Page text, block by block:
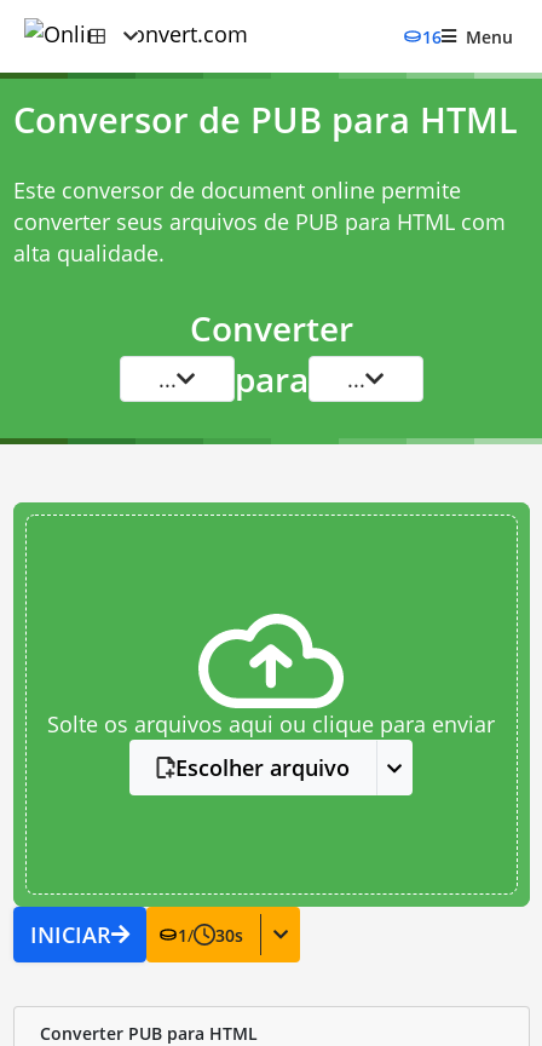
16 Menu
Conversor de PUB para HTML
Este conversor de document online permite
converter seus arquivos de PUB para HTML com
alta qualidade.
Converter
... para ...
Solte os arquivos aqui ou clique para enviar
Escolher arquivo
INICIAR 1/ 30s
Converter PUB para HTML